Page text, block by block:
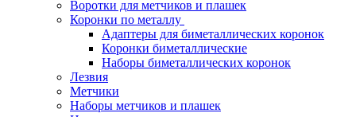
Воротки для метчиков и плашек
Коронки по металлу
Адаптеры для биметаллических коронок
Коронки биметаллические
Наборы биметаллических коронок
Лезвия
Метчики
Наборы метчиков и плашек